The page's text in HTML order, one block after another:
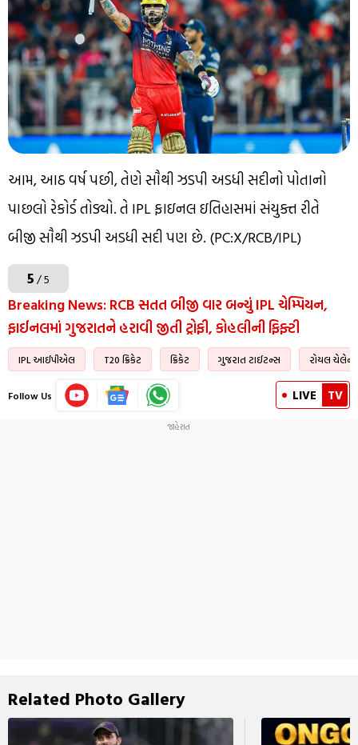
આમ, આઠ વર્ષ પછી, તેણે સૌથી ઝડપી અડધી સદીનો પોતાનો
પાછલો રેકોર્ડ તોડ્યો. તે IPL ફાઇનલ ઇતિહાસમાં સંયુક્ત રીતે
બીજી સૌથી ઝડપી અડધી સદી પણ છે. (PC:X/RCB/IPL)
5/ 5
Breaking News: RCB સતત બીજી વાર બન્યું IPL ચેમ્પિયન,
ફાઈનલમાં ગુજરાતને હરાવી જીતી ટ્રોફી, કોહલીની ફિફ્ટી
IPL આઈપીએલ T20 ક્રિકેટ ક્રિકેટ ગુજરાત ટાઈટન્સ રોયલ
Follow Us LIVE TV
Related Photo Gallery